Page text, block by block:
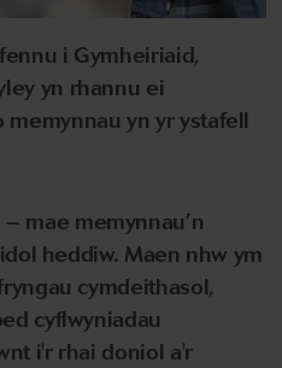
i Gymheiriaid,
yn rhannu ei
yn yr ystafell
mae memynnau’n
heddiw. Maen nhw ym
cymdeithasol,
cyflwyniadau
i'r rhai doniol a'r